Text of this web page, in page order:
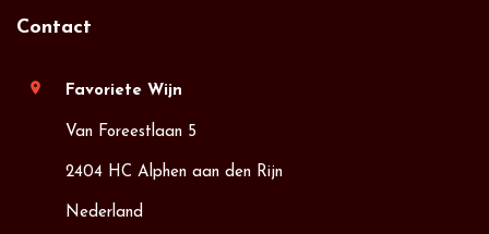
Contact
location_on Favoriete Wijn
Van Foreestlaan 5
2404 HC Alphen aan den Rijn
Nederland